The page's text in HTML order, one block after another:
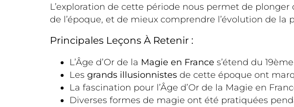
L’exploration de cette période nous permet de
de l’époque, et de mieux comprendre l’évolution de
Principales Leçons À Retenir :
L’Âge d’Or de la Magie en France s’étend du
Les grands illusionnistes de cette époque ont
La fascination pour l’Âge d’Or de la Magie en
Diverses formes de magie ont été pratiquées